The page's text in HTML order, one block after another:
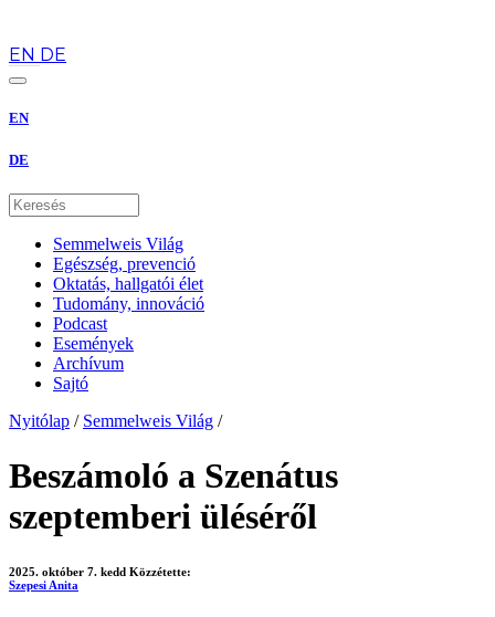
EN DE
EN
DE
Semmelweis Világ
Egészség, prevenció
Oktatás, hallgatói élet
Tudomány, innováció
Podcast
Események
Archívum
Sajtó
Nyitólap / Semmelweis Világ /
Beszámoló a Szenátus
szeptemberi üléséről
2025. október 7. kedd Közzétette:
Szepesi Anita